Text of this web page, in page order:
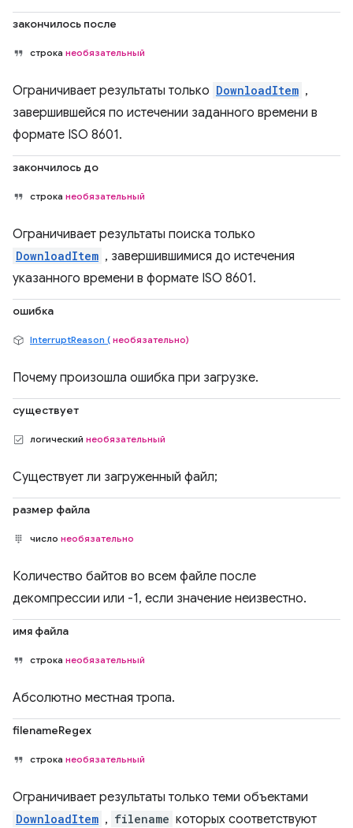
закончилось после
строка необязательный
Ограничивает результаты только DownloadItem ,
завершившейся по истечении заданного времени в
формате ISO 8601.
закончилось до
строка необязательный
Ограничивает результаты поиска только
DownloadItem , завершившимися до истечения
указанного времени в формате ISO 8601.
ошибка
InterruptReason ( необязательно)
Почему произошла ошибка при загрузке.
существует
логический необязательный
Существует ли загруженный файл;
размер файла
число необязательно
Количество байтов во всем файле после
декомпрессии или -1, если значение неизвестно.
имя файла
строка необязательный
Абсолютно местная тропа.
filenameRegex
строка необязательный
Ограничивает результаты только теми объектами
DownloadItem , filename которых соответствуют